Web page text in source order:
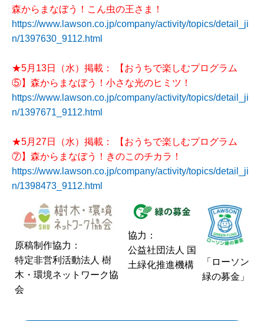
森からまなぼう！こん虫の王さま！
https://www.lawson.co.jp/company/activity/topics/detail_ji
n/1397630_9112.html
★5月13日（水）掲載： 【おうちで楽しむプログラム
⑤】森からまなぼう！小さな光のヒミツ！
https://www.lawson.co.jp/company/activity/topics/detail_ji
n/1397671_9112.html
★5月27日（水）掲載： 【おうちで楽しむプログラム
⑦】森からまなぼう！きのこのチカラ！
https://www.lawson.co.jp/company/activity/topics/detail_ji
n/1398473_9112.html
原稿制作協力：
特定非営利活動法人 樹
木・環境ネットワーク協
会
協力：
公益社団法人 国
土緑化推進機構
「ローソン
緑の募金」